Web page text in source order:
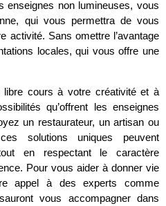
enseignes non lumineuses, vous
qui vous permettra de vous
activité. Sans omettre l’avantage
locales, qui vous offre une
libre cours à votre créativité et à
qu’offrent les enseignes
un restaurateur, un artisan ou
solutions uniques peuvent
en respectant le caractère
Pour vous aider à donner vie
appel à des experts comme
vous accompagner dans